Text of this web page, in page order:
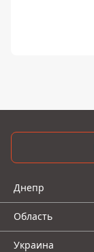
Днепр
Область
Украина